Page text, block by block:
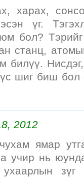
харах,
үг.
бол?
станц,
билүү.
шиг биш
2012
ямар
учир нь
ухаарлын